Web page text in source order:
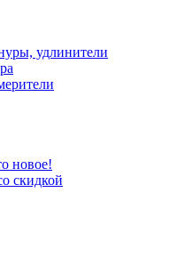
удлинители
новое!
скидкой